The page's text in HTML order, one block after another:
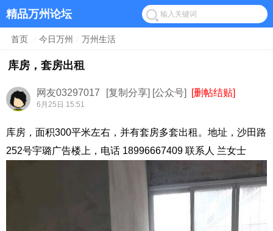
精品万州论坛
首页 今日万州 万州生活
库房，套房出租
网友03297017
6月25日 15:51
[复制分享] [公众号] [删帖结贴]
库房，面积300平米左右，并有套房多套出租。地址，沙田路
252号宇璐广告楼上，电话 18996667409 联系人 兰女士